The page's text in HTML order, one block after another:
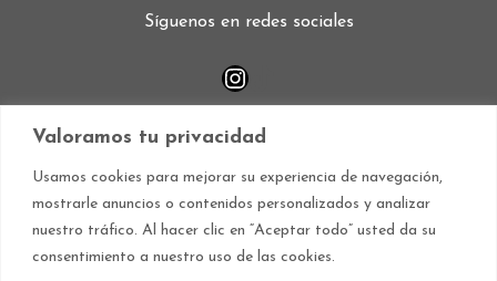
Valoramos tu privacidad
Usamos cookies para mejorar su experiencia de navegación,
mostrarle anuncios o contenidos personalizados y analizar
nuestro tráfico. Al hacer clic en “Aceptar todo” usted da su
consentimiento a nuestro uso de las cookies.
Síguenos en redes sociales
Instagram
TikTok
Aviso legal Declaración de accesibilidad
Política de cookies Política de privacidad